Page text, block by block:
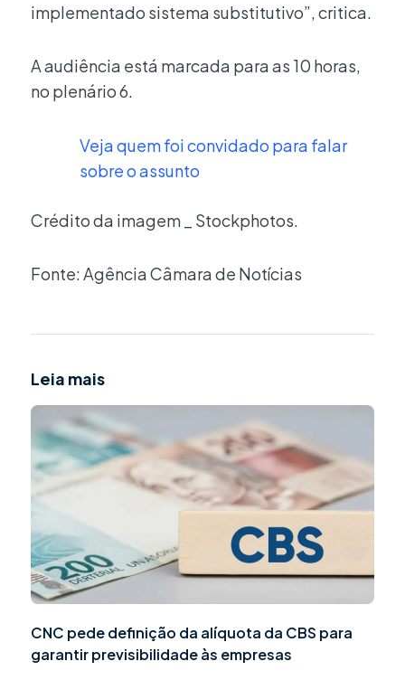
implementado sistema substitutivo”, critica.
A audiência está marcada para as 10 horas,
no plenário 6.
Veja quem foi convidado para falar
sobre o assunto
Crédito da imagem _ Stockphotos.
Fonte: Agência Câmara de Notícias
Leia mais
CNC pede definição da alíquota da CBS para
garantir previsibilidade às empresas